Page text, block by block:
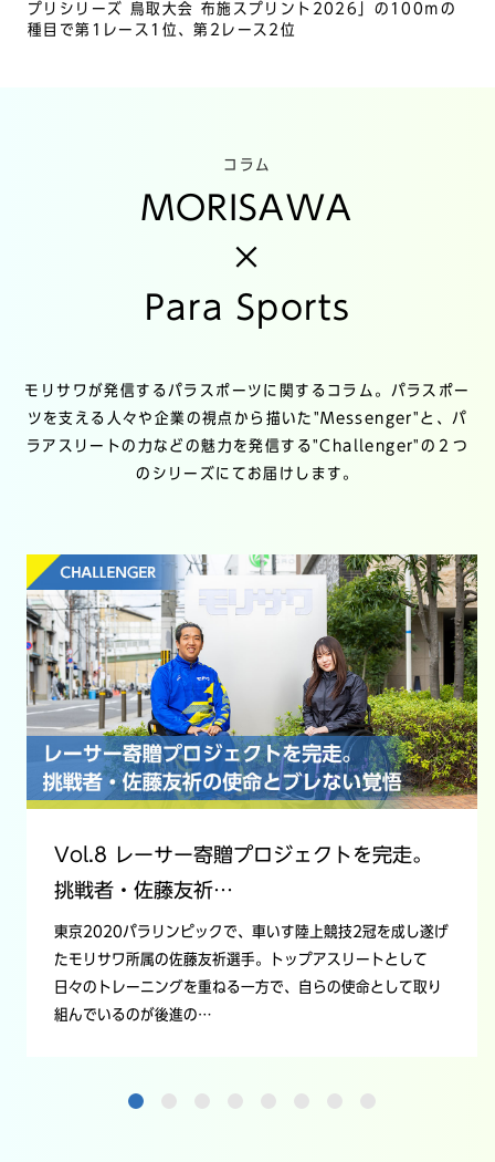
プリシリーズ 鳥取大会 布施スプリント2026」の100ｍの
種目で第1レース1位、第2レース2位
コラム
MORISAWA
×
Para Sports
モリサワが発信するパラスポーツに関するコラム。パラスポー
ツを支える人々や企業の視点から描いた"Messenger"と、 パ
ラアスリートの力などの魅力を発信する"Challenger"の２つ
のシリーズにてお届けします。
Vol.8 レーサー寄贈プロジェクトを完走。
挑戦者・佐藤友祈…
東京2020パラリンピックで、車いす陸上競技2冠を成し遂げ
たモリサワ所属の佐藤友祈選手。トップアスリートとして
日々のトレーニングを重ねる一方で、自らの使命として取り
組んでいるのが後進の…